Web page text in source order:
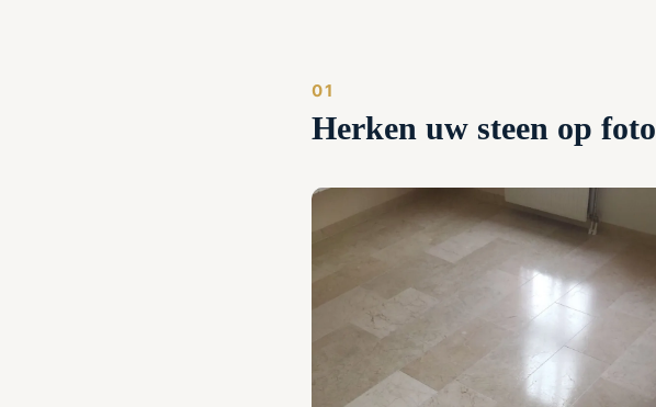
Herken uw steen op foto